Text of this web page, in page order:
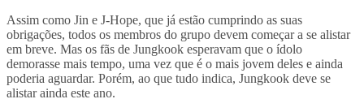
Assim como Jin e J-Hope, que já estão cumprindo as suas
obrigações, todos os membros do grupo devem começar a se alistar
em breve. Mas os fãs de Jungkook esperavam que o ídolo
demorasse mais tempo, uma vez que é o mais jovem deles e ainda
poderia aguardar. Porém, ao que tudo indica, Jungkook deve se
alistar ainda este ano.